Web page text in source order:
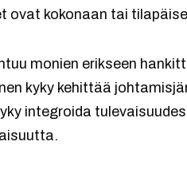
ovat kokonaan tai
monien erikseen
kyky kehittää
integroida